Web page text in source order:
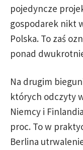
pojedyncze
gospodarek nikt
Polska. To zaś
ponad
Na drugim
których odczyty
Niemcy i
proc. To w
Berlina